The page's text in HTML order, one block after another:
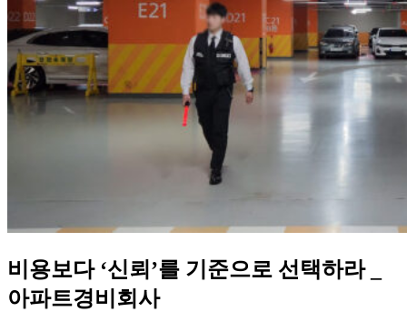
비용보다 ‘신뢰’를 기준으로 선택하라 _
아파트경비회사